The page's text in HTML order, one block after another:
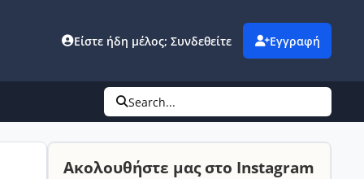
Είστε ήδη μέλος; Συνδεθείτε Εγγραφή
Search...
Ακολουθήστε μας στο Instagram